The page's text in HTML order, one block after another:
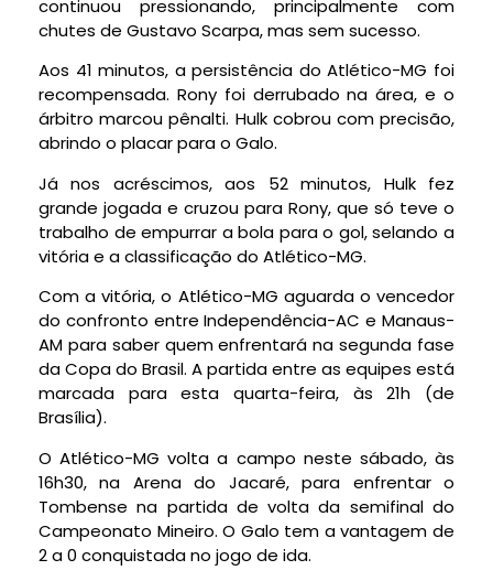
continuou pressionando, principalmente com
chutes de Gustavo Scarpa, mas sem sucesso.
Aos 41 minutos, a persistência do Atlético-MG foi
recompensada. Rony foi derrubado na área, e o
árbitro marcou pênalti. Hulk cobrou com precisão,
abrindo o placar para o Galo.
Já nos acréscimos, aos 52 minutos, Hulk fez
grande jogada e cruzou para Rony, que só teve o
trabalho de empurrar a bola para o gol, selando a
vitória e a classificação do Atlético-MG.
Com a vitória, o Atlético-MG aguarda o vencedor
do confronto entre Independência-AC e Manaus-
AM para saber quem enfrentará na segunda fase
da Copa do Brasil. A partida entre as equipes está
marcada para esta quarta-feira, às 21h (de
Brasília).
O Atlético-MG volta a campo neste sábado, às
16h30, na Arena do Jacaré, para enfrentar o
Tombense na partida de volta da semifinal do
Campeonato Mineiro. O Galo tem a vantagem de
2 a 0 conquistada no jogo de ida.